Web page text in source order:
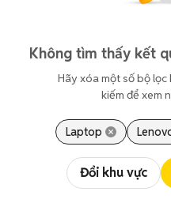
Không tìm thấy kết
Hãy xóa một số bộ
kiếm để xem
Laptop
Đổi khu vực